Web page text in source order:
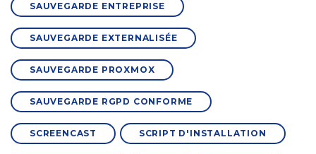
SAUVEGARDE ENTREPRISE
SAUVEGARDE EXTERNALISÉE
SAUVEGARDE PROXMOX
SAUVEGARDE RGPD CONFORME
SCREENCAST SCRIPT D'INSTALLATION